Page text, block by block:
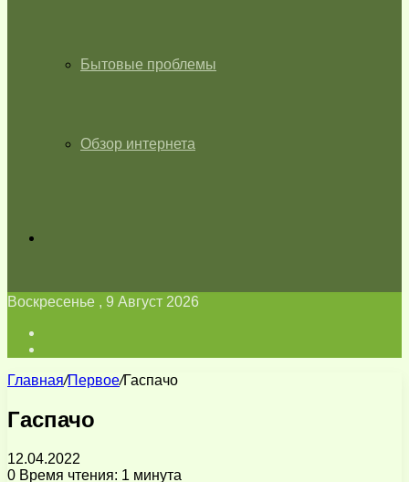
Бытовые проблемы
Обзор интернета
Воскресенье , 9 Август 2026
Главная/Первое/Гаспачо
Гаспачо
12.04.2022
0 Время чтения: 1 минута